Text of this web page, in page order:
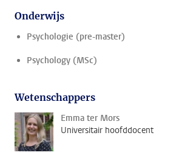
Onderwijs
Psychologie (pre-master)
Psychology (MSc)
Wetenschappers
Emma ter Mors
Universitair hoofddocent